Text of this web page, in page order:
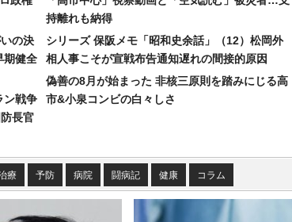
の決
期健全
ン戦争
長官
持離れも納得
シリーズ 保阪メモ「昭和史余話」（12）松岡外
相人事こそが宣戦布告通知遅れの間接的原因
偽善の8月が始まった 非核三原則を踏みにじる高
市&小泉コンビの白々しさ
療 予防 病院 闘病記 健康 コラム